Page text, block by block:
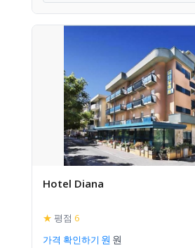
Hotel Diana
★ 평점 6
가격 확인하기